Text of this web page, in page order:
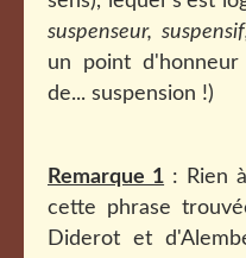
suspenseur,
un point
de... suspension !)
Remarque 1 : Rien
cette phrase
Diderot et